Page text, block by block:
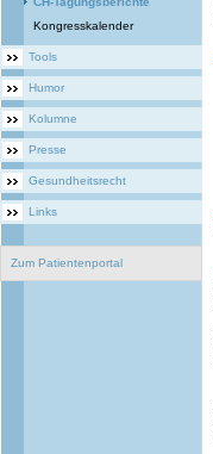
Kongresskalender
Tools
Humor
Kolumne
Presse
Gesundheitsrecht
Links
Zum Patientenportal